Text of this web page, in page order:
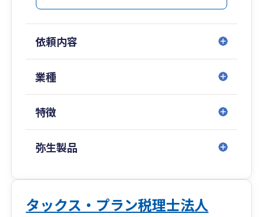
依頼内容
業種
特徴
弥生製品
タックス・プラン税理士法人